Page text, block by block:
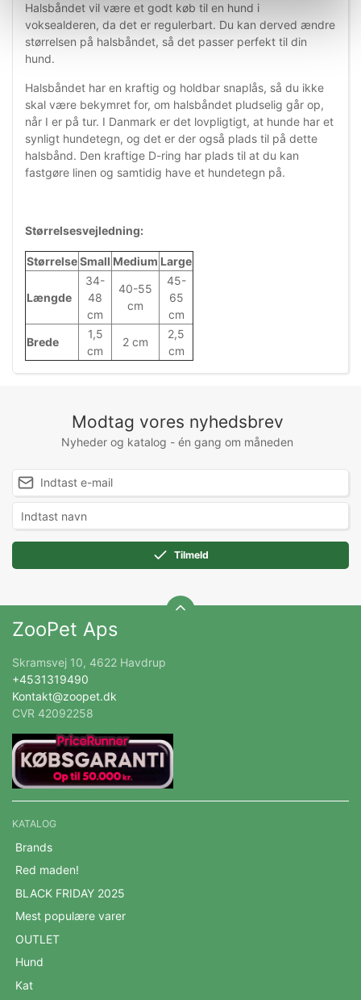
Halsbåndet vil være et godt køb til en hund i
voksealderen, da det er regulerbart. Du kan derved ændre
størrelsen på halsbåndet, så det passer perfekt til din
hund.
Halsbåndet har en kraftig og holdbar snaplås, så du ikke
skal være bekymret for, om halsbåndet pludselig går op,
når I er på tur. I Danmark er det lovpligtigt, at hunde har et
synligt hundetegn, og det er der også plads til på dette
halsbånd. Den kraftige D-ring har plads til at du kan
fastgøre linen og samtidig have et hundetegn på.
Størrelsesvejledning:
StørrelseSmall Medium Large
Længde
34-
48
cm
40-55
cm
45-
65
cm
Brede
1,5
cm
2 cm
2,5
cm
Modtag vores nyhedsbrev
Nyheder og katalog - én gang om måneden
Tilmeld
ZooPet Aps
Skramsvej 10, 4622 Havdrup
+4531319490
Kontakt@zoopet.dk
CVR 42092258
KATALOG
Brands
Red maden!
BLACK FRIDAY 2025
Mest populære varer
OUTLET
Hund
Kat